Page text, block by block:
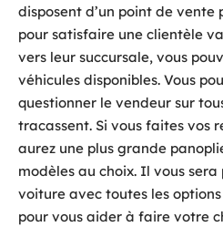
disposent d’un point de vente
pour satisfaire une clientèle
vers leur succursale, vous
véhicules disponibles. Vous
questionner le vendeur sur
tracassent. Si vous faites vos
aurez une plus grande
modèles au choix. Il vous
voiture avec toutes les
pour vous aider à faire votre